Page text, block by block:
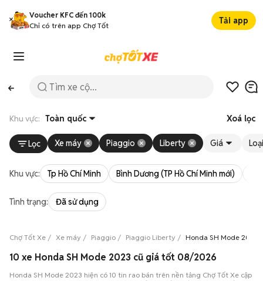
Voucher KFC đến 100k
Chỉ có trên app Chợ Tốt
Tải app
Khu vực: Toàn quốc Xoá lọc
Lọc Xe máy Piaggio Liberty Giá
Khu vực: Tp Hồ Chí Minh Bình Dương (TP Hồ Chí Minh mới)
Tình trạng: Đã sử dụng
Chợ Tốt Xe Xe máy Piaggio Piaggio Liberty Honda SH Mode 2023
10 xe Honda SH Mode 2023 cũ giá tốt 08/2026
Honda SH Mode 2023 hiện có 10 tin rao bán trên nền tảng Chợ Tốt Xe cập